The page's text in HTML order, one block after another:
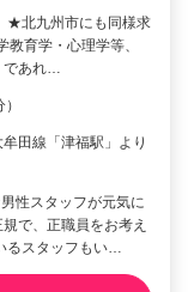
★北九州市にも同様求
育学・心理学等、
であれ…
田線「津福駅」より
性スタッフが元気に
で、正職員をお考え
るスタッフもい…